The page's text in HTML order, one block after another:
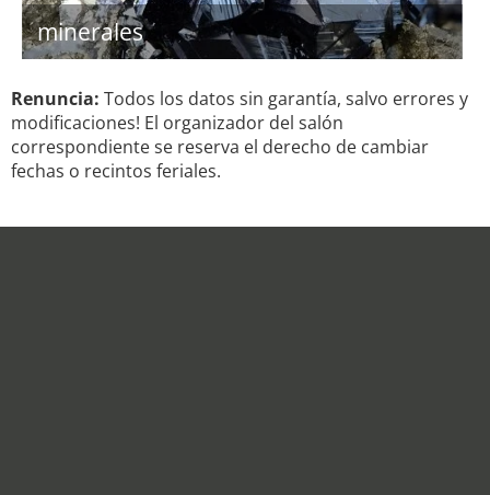
minerales
Renuncia: Todos los datos sin garantía, salvo errores y
modificaciones! El organizador del salón
correspondiente se reserva el derecho de cambiar
fechas o recintos feriales.